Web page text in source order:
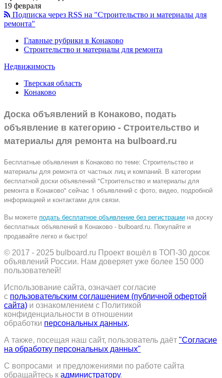
19 февраля
Подписка через RSS на "Строительство и материалы для
ремонта"
Главные рубрики в Конаково
Строительство и материалы для ремонта
Недвижимость
Тверская область
Конаково
Доска объявлений в Конаково, подать
объявление в категорию -Строительство и
материалы для ремонта на bulboard.ru
Бесплатные объявления в Конаково по теме: Строительство и
материалы для ремонта от частных лиц и компаний. В категории
бесплатной доски объявлений "Строительство и материалы для
ремонта в Конаково" сейчас 1 объявлений с фото, видео, подробной
информацией и контактами для связи.
Вы можете подать бесплатное объявление без регистрации на доску
бесплатных объявлений в Конаково - bulboard.ru. Покупайте и
продавайте легко и быстро!
© 2017 - 2025 bulboard.ru Проект вошёл в ТОП-30 досок
объявлений России. Нам доверяет уже более 150 000
пользователей!
Использование сайта, означает согласие
с пользовательским соглашением (публичной офертой
сайта) и ознакомлением с Политикой
конфиденциальности в отношении
обработки персональных данных.
А также, посещая наш сайт, пользователь даёт "Согласие
на обработку персональных данных"
С вопросами и предложениями по работе сайта
обращайтесь к администратору.